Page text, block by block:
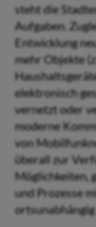
steht die
Aufgaben.
Entwicklung
mehr Objekte
elektronisch
vernetzt oder
moderne
von
überall zur
Möglichkeiten,
und Prozesse